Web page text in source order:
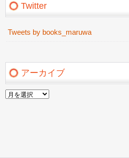
Twitter
Tweets by books_maruwa
アーカイブ
ア